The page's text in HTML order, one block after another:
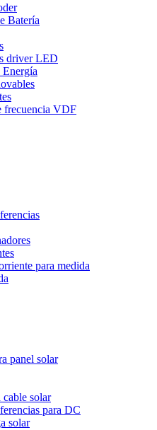
Batería
driver LED
frecuencia VDF
para medida
panel solar
solar
para DC
solar